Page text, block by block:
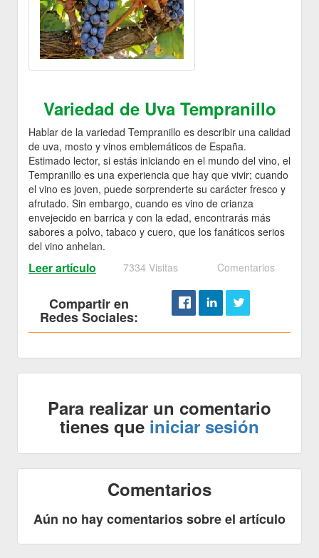
Variedad de Uva Tempranillo
Hablar de la variedad Tempranillo es describir una calidad
de uva, mosto y vinos emblemáticos de España.
Estimado lector, si estás iniciando en el mundo del vino, el
Tempranillo es una experiencia que hay que vivir; cuando
el vino es joven, puede sorprenderte su carácter fresco y
afrutado. Sin embargo, cuando es vino de crianza
envejecido en barrica y con la edad, encontrarás más
sabores a polvo, tabaco y cuero, que los fanáticos serios
del vino anhelan.
Leer artículo 7334 Visitas Comentarios
Compartir en
Redes Sociales:
Para realizar un comentario
tienes que iniciar sesión
Comentarios
Aún no hay comentarios sobre el artículo